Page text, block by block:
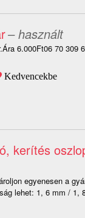
– használt
6.000Ft06 70 309
Kedvencekbe
kerítés
egyenesen a
lehet: 1, 6 mm / 1,